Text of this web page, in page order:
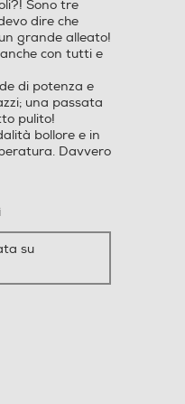
Sono tre
dire che
grande alleato!
con tutti e
di potenza e
una passata
pulito!
bollore e in
Davvero
su